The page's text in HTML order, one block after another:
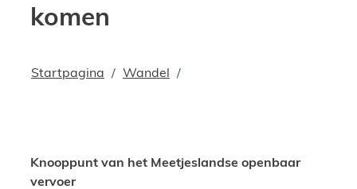
komen
Startpagina Wandel
Knooppunt van het Meetjeslandse openbaar
vervoer